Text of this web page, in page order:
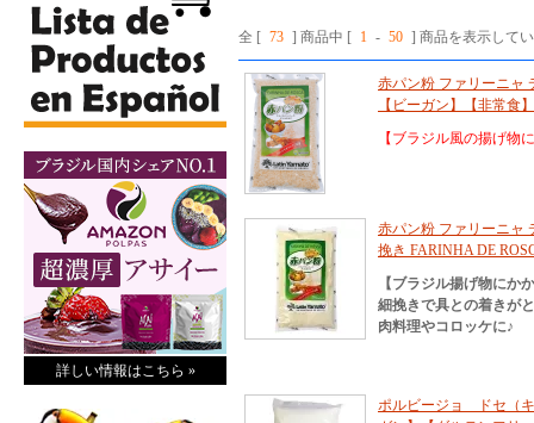
詳しい情報はこちら »
全 [ 73 ] 商品中 [ 1 - 50 ] 商品を表示して
赤パン粉 ファリーニャ
【ビーガン】【非常食
【ブラジル風の揚げ物
赤パン粉 ファリーニャ
挽き FARINHA DE
【ブラジル揚げ物にか
細挽きで具との着きが
肉料理やコロッケに♪
ポルビージョ ドセ（